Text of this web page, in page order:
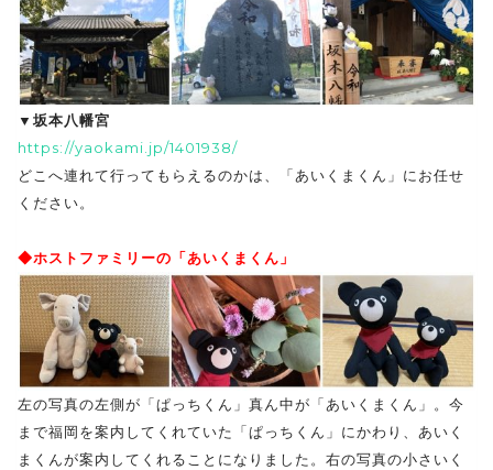
▼坂本八幡宮
https://yaokami.jp/1401938/
どこへ連れて行ってもらえるのかは、「あいくまくん」にお任せ
ください。
◆ホストファミリーの「あいくまくん」
左の写真の左側が「ぱっちくん」真ん中が「あいくまくん」。今
まで福岡を案内してくれていた「ぱっちくん」にかわり、あいく
まくんが案内してくれることになりました。右の写真の小さいく